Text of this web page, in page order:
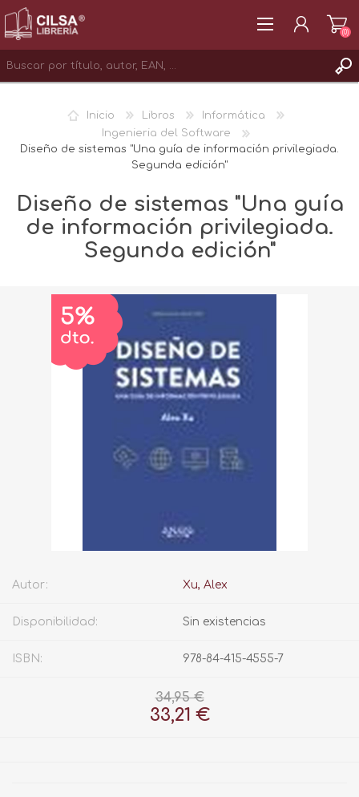
INICIAR SESIÓN
(0)
Inicio Libros
Informática
Ingenieria del Software
Diseño de sistemas "Una guía de información privilegiada.
Segunda edición"
Diseño de sistemas "Una guía
de información privilegiada.
Segunda edición"
Autor: Xu, Alex
Disponibilidad: Sin existencias
ISBN: 978-84-415-4555-7
34,95 €
33,21 €